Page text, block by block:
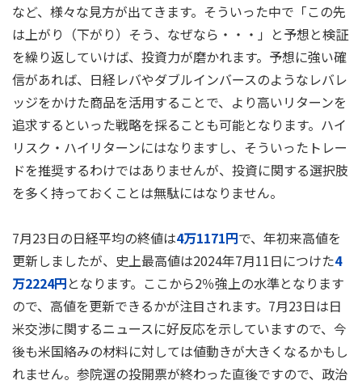
など、様々な見方が出てきます。そういった中で「この先
は上がり（下がり）そう、なぜなら・・・」と予想と検証
を繰り返していけば、投資力が磨かれます。予想に強い確
信があれば、日経レバやダブルインバースのようなレバレ
ッジをかけた商品を活用することで、より高いリターンを
追求するといった戦略を採ることも可能となります。ハイ
リスク・ハイリターンにはなりますし、そういったトレー
ドを推奨するわけではありませんが、投資に関する選択肢
を多く持っておくことは無駄にはなりません。
7月23日の日経平均の終値は4万1171円で、年初来高値を
更新しましたが、史上最高値は2024年7月11日につけた4
万2224円となります。ここから2％強上の水準となります
ので、高値を更新できるかが注目されます。7月23日は日
米交渉に関するニュースに好反応を示していますので、今
後も米国絡みの材料に対しては値動きが大きくなるかもし
れません。参院選の投開票が終わった直後ですので、政治